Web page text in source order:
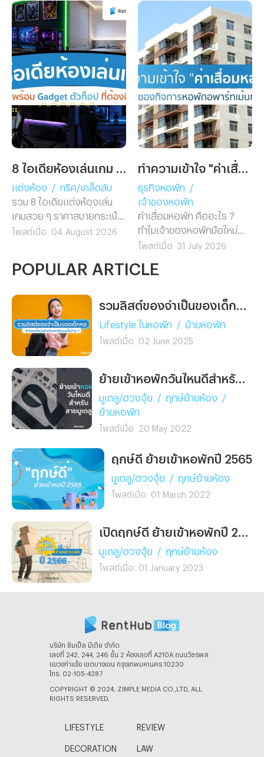
แต่งห้อง /
ทริค/เคล็ดลับ
รวม 8 ไอเดียแต่งห้องเล่น
เกมสวย ๆ ราคาสบายกระเป๋า
แต่งตามง่ายไม่ต้องรีโนเวท
คอมให้ดูโปรในงบสุดคุ้ม
โพสต์เมื่อ 04 August 2026
ธุรกิจหอพัก
/
เจ้าของหอพัก
ค่าเสื่อมหอพัก คืออะไร ?
ทำไมเจ้าของหอพักมือใหม่
ต้องรู้ก่อนยื่นภาษี พร้อมวิธี
กฎหมาย และตัวอย่างจริงที่
เลย
โพสต์เมื่อ 31 July 2026
POPULAR ARTICLE
Lifestyle ในหอพัก / ย้ายหอพัก
โพสต์เมื่อ 02 June 2025
ย้ายเข้าหอพักวันไหนดีสำหรับสายมูเตลู
มูเตลู/ฮวงจุ้ย / ฤกษ์ย้ายห้อง
/
ย้ายหอพัก
โพสต์เมื่อ 20 May 2022
ฤกษ์ดี ย้ายเข้าหอพักปี 2565
มูเตลู/ฮวงจุ้ย / ฤกษ์ย้ายห้อง
โพสต์เมื่อ 01 March 2022
มูเตลู/ฮวงจุ้ย / ฤกษ์ย้ายห้อง
โพสต์เมื่อ 01 January 2023
บริษัท ซิมเปิ้ล มีเดีย จํากัด
เลขที่ 242, 244, 246 ชั้น 2 ห้องเลขที่ A210A ถนนวัชรพล
แขวงท่าแร้ง เขตบางเขน กรุงเทพมหานคร 10230
โทร. 02-105-4287
COPYRIGHT © 2024, ZIMPLE MEDIA CO.,LTD, ALL
RIGHTS RESERVED.
LIFESTYLE REVIEW
DECORATION LAW